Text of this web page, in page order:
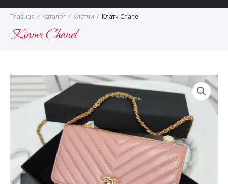
Клатч Chanel
Главная / Каталог / Клатчи / Клатч Chanel